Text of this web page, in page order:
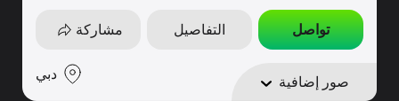
تواصل التفاصيل مشاركة
صور إضافية دبي